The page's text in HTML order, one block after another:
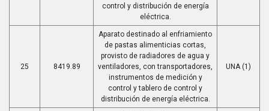
control y distribución de energía
eléctrica.
25 8419.89
Aparato destinado al enfriamiento
de pastas alimenticias cortas,
provisto de radiadores de agua y
ventiladores, con transportadores,
instrumentos de medición y
control y tablero de control y
distribución de energía eléctrica.
UNA (1)